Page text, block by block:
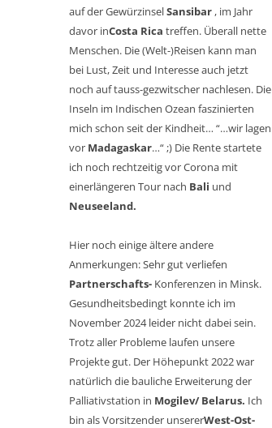
auf der GewürzinselSansibar , im Jahr
davor inCosta Rica treffen. Überall nette
Menschen. Die (Welt-)Reisen kann man
bei Lust, Zeit und Interesse auch jetzt
noch auf tauss-gezwitscher nachlesen. Die
Inseln im Indischen Ozean faszinierten
mich schon seit der Kindheit… “…wir lagen
vor Madagaskar…“ ;) Die Rente startete
ich noch rechtzeitig vor Corona mit
einerlängeren Tour nach Bali und
Neuseeland.
Hier noch einige ältere andere
Anmerkungen: Sehr gut verliefen
Partnerschafts- Konferenzen in Minsk.
Gesundheitsbedingt konnte ich im
November 2024 leider nicht dabei sein.
Trotz aller Probleme laufen unsere
Projekte gut. Der Höhepunkt 2022 war
natürlich die bauliche Erweiterung der
Palliativstation in Mogilev/ Belarus. Ich
bin als Vorsitzender unsererWest-Ost-